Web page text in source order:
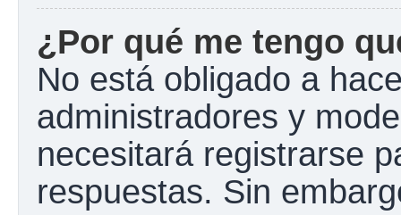
¿Por qué me tengo
No está obligado a
administradores y
necesitará registrarse
respuestas. Sin